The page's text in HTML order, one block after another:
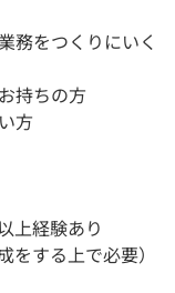
務をつくりにいく
持ちの方
方
上経験あり
をする上で必要）